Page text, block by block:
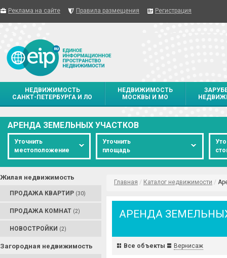
Реклама на сайте Правила размещения Регистрация
НЕДВИЖИМОСТЬ
САНКТ-ПЕТЕРБУРГА И ЛО
НЕДВИЖИМОСТЬ
МОСКВЫ И МО
АРЕНДА ЗЕМЕЛЬНЫХ УЧАСТКОВ
Уточнить
местоположение
Уточнить
площадь
Жилая недвижимость
ПРОДАЖА КВАРТИР (30)
ПРОДАЖА КОМНАТ (2)
НОВОСТРОЙКИ (2)
Загородная недвижимость
Главная / Каталог недвижимости /
АРЕНДА
Все объекты Вернисаж